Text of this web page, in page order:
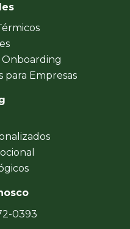
Onboarding
para Empresas
0393